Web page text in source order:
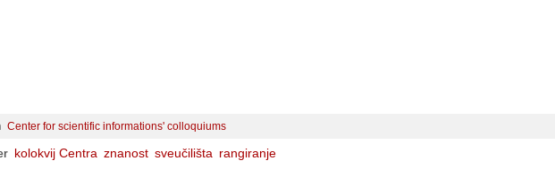
Center for scientific informations' colloquiums
kolokvij Centra znanost sveučilišta rangiranje